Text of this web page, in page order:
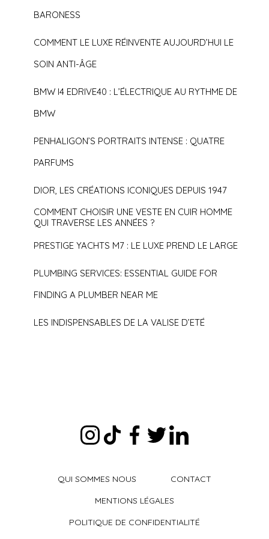
BARONESS
COMMENT LE LUXE RÉINVENTE AUJOURD’HUI LE
SOIN ANTI-ÂGE
BMW I4 EDRIVE40 : L’ÉLECTRIQUE AU RYTHME DE
BMW
PENHALIGON’S PORTRAITS INTENSE : QUATRE
PARFUMS
DIOR, LES CRÉATIONS ICONIQUES DEPUIS 1947
COMMENT CHOISIR UNE VESTE EN CUIR HOMME
QUI TRAVERSE LES ANNÉES ?
PRESTIGE YACHTS M7 : LE LUXE PREND LE LARGE
PLUMBING SERVICES: ESSENTIAL GUIDE FOR
FINDING A PLUMBER NEAR ME
LES INDISPENSABLES DE LA VALISE D’ETÉ
QUI SOMMES NOUS
CONTACT
MENTIONS LÉGALES
POLITIQUE DE CONFIDENTIALITÉ